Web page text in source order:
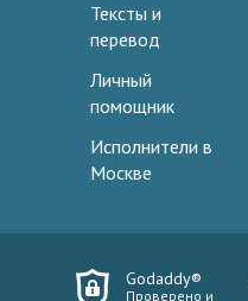
Тексты и
перевод
Личный
помощник
Исполнители в
Москве
Godaddy®
Проверено и